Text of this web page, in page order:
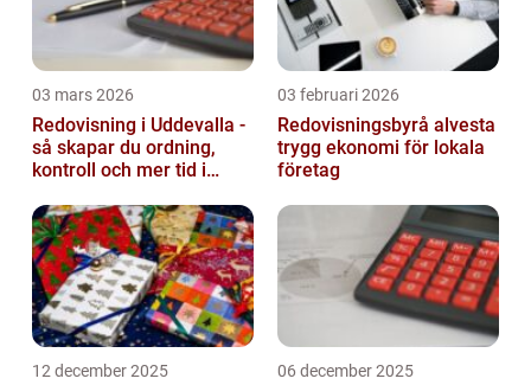
03 mars 2026
Redovisning i Uddevalla -
så skapar du ordning,
kontroll och mer tid i
03 februari 2026
Redovisningsbyrå alvesta
trygg ekonomi för lokala
företag
12 december 2025 06 december 2025